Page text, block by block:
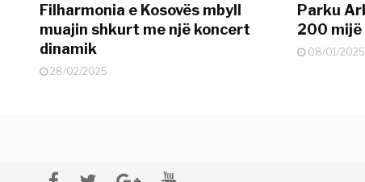
Filharmonia e Kosovës mbyll
muajin shkurt me një koncert
dinamik
28/02/2025
Parku
200
08/01/2025